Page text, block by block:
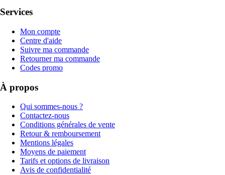
Services
Mon compte
Centre d'aide
Suivre ma commande
Retourner ma commande
Codes promo
À propos
Qui sommes-nous ?
Contactez-nous
Conditions générales de vente
Retour & remboursement
Mentions légales
Moyens de paiement
Tarifs et options de livraison
Avis de confidentialité